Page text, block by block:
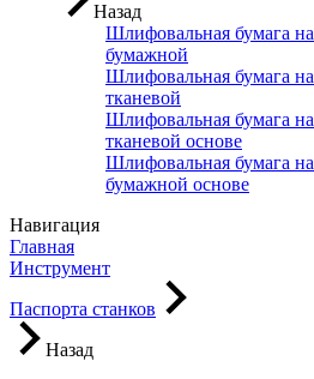
Назад
Шлифовальная бумага на
бумажной
Шлифовальная бумага на
тканевой
Шлифовальная бумага на
тканевой основе
Шлифовальная бумага на
бумажной основе
Навигация
Главная
Инструмент
Паспорта станков
Назад